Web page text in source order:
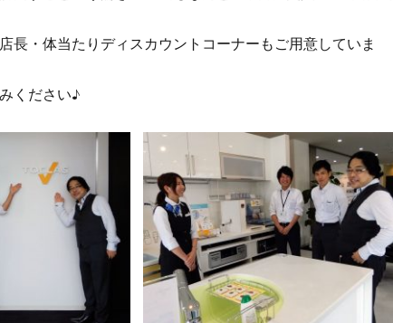
長・体当たりディスカウントコーナーもご用意していま
ください♪